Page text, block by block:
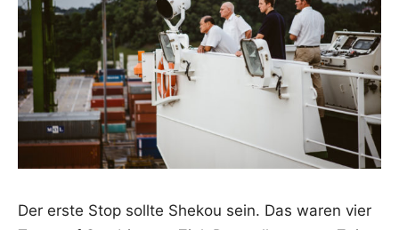
Der ers­te Stop soll­te She­kou sein. Das waren vier